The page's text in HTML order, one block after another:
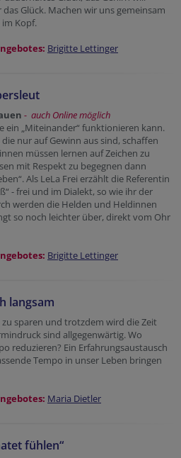
Glück. Machen wir uns gemeinsam
im Kopf.
Brigitte Lettinger
- auch Online möglich
ein „Miteinander“ funktionieren kann.
die nur auf Gewinn aus sind, schaffen
müssen lernen auf Zeichen zu
mit Respekt zu begegnen dann
Als LeLa Frei erzählt die Referentin
- frei und im Dialekt, so wie ihr der
werden die Helden und Heldinnen
so noch leichter über, direkt vom Ohr
Brigitte Lettinger
langsam
sparen und trotzdem wird die Zeit
sind allgegenwärtig. Wo
reduzieren? Ein Erfahrungsaustausch
Tempo in unser Leben bringen
Maria Dietler
fühlen“